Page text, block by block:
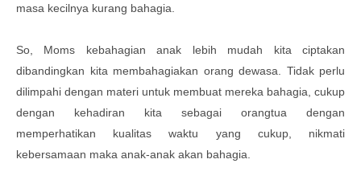
masa kecilnya kurang bahagia.
So, Moms kebahagian anak lebih mudah kita ciptakan
dibandingkan kita membahagiakan orang dewasa. Tidak perlu
dilimpahi dengan materi untuk membuat mereka bahagia, cukup
dengan kehadiran kita sebagai orangtua dengan
memperhatikan kualitas waktu yang cukup, nikmati
kebersamaan maka anak-anak akan bahagia.